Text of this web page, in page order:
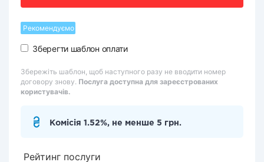
Рекомендуємо
Зберегти шаблон оплати
Збережіть шаблон, щоб наступного разу не вводити номер
договору знову. Послуга доступна для зареєстрованих
користувачів.
Комісія 1.52%, не менше 5 грн.
Рейтинг послуги